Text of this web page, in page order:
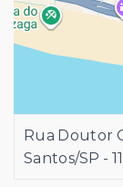
Rua Doutor
Santos/SP -